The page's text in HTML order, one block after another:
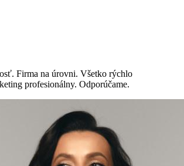
Firma na úrovni. Všetko rýchlo
profesionálny. Odporúčame.